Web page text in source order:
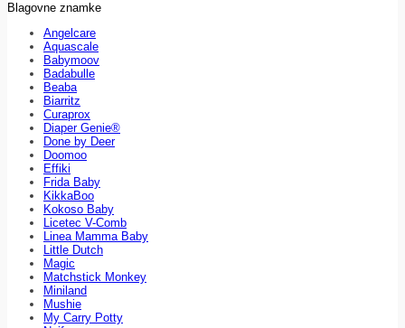
Blagovne znamke
Angelcare
Aquascale
Babymoov
Badabulle
Beaba
Biarritz
Curaprox
Diaper Genie®
Done by Deer
Doomoo
Effiki
Frida Baby
KikkaBoo
Kokoso Baby
Licetec V-Comb
Linea Mamma Baby
Little Dutch
Magic
Matchstick Monkey
Miniland
Mushie
My Carry Potty